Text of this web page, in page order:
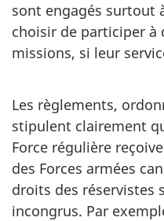
sont engagés surtout
choisir de participer à
missions, si leur
Les règlements,
stipulent clairement
Force régulière
des Forces armées
droits des réservistes
incongrus. Par